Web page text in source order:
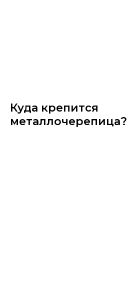
Куда крепится
металлочерепица?